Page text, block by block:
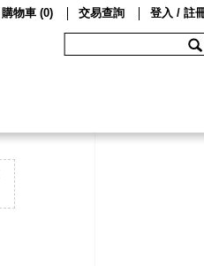
購物車 (0) 交易查詢 登入 / 註